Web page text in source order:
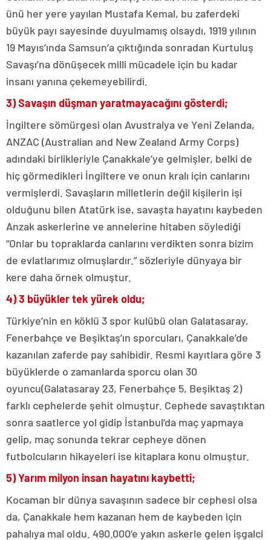
ünü her yere yayılan Mustafa Kemal, bu zaferdeki
büyük payı sayesinde duyulmamış olsaydı, 1919 yılının
19 Mayıs’ında Samsun’a çıktığında sonradan Kurtuluş
Savaşı’na dönüşecek milli mücadele için bu kadar
insanı yanına çekemeyebilirdi.
3) Savaşın düşman yaratmayacağını gösterdi;
İngiltere sömürgesi olan Avustralya ve Yeni Zelanda,
ANZAC (Australian and New Zealand Army Corps)
adındaki birlikleriyle Çanakkale’ye gelmişler, belki de
hiç görmedikleri İngiltere ve onun kralı için canlarını
vermişlerdi. Savaşların milletlerin değil kişilerin işi
olduğunu bilen Atatürk ise, savaşta hayatını kaybeden
Anzak askerlerine ve annelerine hitaben söylediği
“Onlar bu topraklarda canlarını verdikten sonra bizim
de evlatlarımız olmuşlardır.” sözleriyle dünyaya bir
kere daha örnek olmuştur.
4) 3 büyükler tek yürek oldu;
Türkiye’nin en köklü 3 spor kulübü olan Galatasaray,
Fenerbahçe ve Beşiktaş’ın sporcuları, Çanakkale’de
kazanılan zaferde pay sahibidir. Resmi kayıtlara göre 3
büyüklerde o zamanlarda sporcu olan 30
oyuncu(Galatasaray 23, Fenerbahçe 5, Beşiktaş 2)
farklı cephelerde şehit olmuştur. Cephede savaştıktan
sonra saatlerce yol gidip İstanbul’da maç yapmaya
gelip, maç sonunda tekrar cepheye dönen
futbolcuların hikayeleri ise kitaplara konu olmuştur.
5) Yarım milyon insan hayatını kaybetti;
Kocaman bir dünya savaşının sadece bir cephesi olsa
da, Çanakkale hem kazanan hem de kaybeden için
pahalıya mal oldu. 490.000’e yakın askerle gelen işgalci